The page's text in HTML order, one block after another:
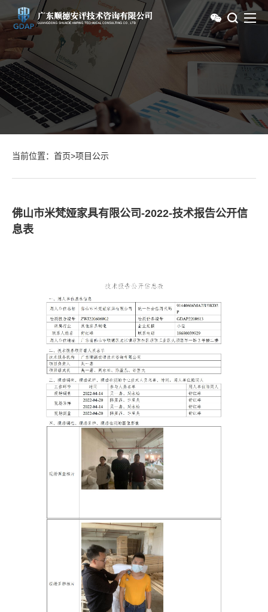
当前位置： 首页>项目公示
佛山市米梵娅家具有限公司-2022-技术报告公开信
息表